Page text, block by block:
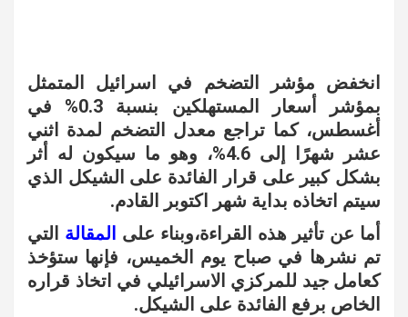
انخفض مؤشر التضخم في اسرائيل المتمثل
بمؤشر أسعار المستهلكين بنسبة 0.3% في
أغسطس، كما تراجع معدل التضخم لمدة اثني
عشر شهرًا إلى 4.6%، وهو ما سيكون له أثر
بشكل كبير على قرار الفائدة على الشيكل الذي
سيتم اتخاذه بداية شهر اكتوبر القادم.
أما عن تأثير هذه القراءة،وبناء على المقالة التي
تم نشرها في صباح يوم الخميس، فإنها ستؤخذ
كعامل جيد للمركزي الاسرائيلي في اتخاذ قراره
الخاص برفع الفائدة على الشيكل.